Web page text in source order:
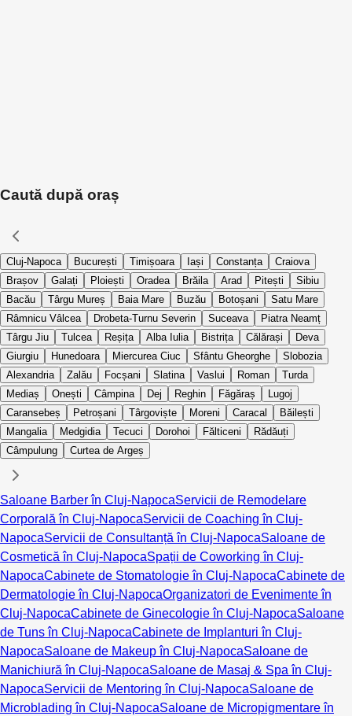
Caută după oraș
Cluj-Napoca București Timișoara Iași Constanța
Craiova
Brașov
Galați Ploiești Oradea Brăila Arad Pitești
Sibiu
Bacău
Târgu Mureș Baia Mare Buzău Botoșani
Satu Mare
Râmnicu Vâlcea
Drobeta-Turnu Severin Suceava
Piatra Neamț
Târgu Jiu
Tulcea Reșița Alba Iulia Bistrița Călărași
Deva
Giurgiu
Hunedoara Miercurea Ciuc Sfântu Gheorghe
Slobozia
Alexandria
Zalău Focșani Slatina Vaslui Roman
Turda
Mediaș
Onești Câmpina Dej Reghin Făgăraș
Lugoj
Caransebeș
Petroșani Târgoviște Moreni Caracal
Băilești
Mangalia
Medgidia Tecuci Dorohoi Fălticeni
Rădăuți
Câmpulung
Curtea de Argeș
Saloane Barber în Cluj-NapocaServicii de Remodelare
Corporală în Cluj-NapocaServicii de Coaching în Cluj-
NapocaServicii de Consultanță în Cluj-NapocaSaloane de
Cosmetică în Cluj-NapocaSpații de Coworking în Cluj-
NapocaCabinete de Stomatologie în Cluj-NapocaCabinete de
Dermatologie în Cluj-NapocaOrganizatori de Evenimente în
Cluj-NapocaCabinete de Ginecologie în Cluj-NapocaSaloane
de Tuns în Cluj-NapocaCabinete de Implanturi în Cluj-
NapocaSaloane de Makeup în Cluj-NapocaSaloane de
Manichiură în Cluj-NapocaSaloane de Masaj & Spa în Cluj-
NapocaServicii de Mentoring în Cluj-NapocaSaloane de
Microblading în Cluj-NapocaSaloane de Micropigmentare în